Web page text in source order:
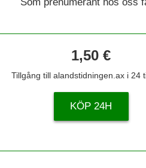
1,50 €
Tillgång till alandstidningen.ax i 24
KÖP 24H